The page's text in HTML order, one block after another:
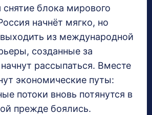
снятие блока мирового
начнёт мягко, но
из международной
созданные за
рассыпаться. Вместе
экономические путы:
потоки вновь потянутся в
прежде боялись.